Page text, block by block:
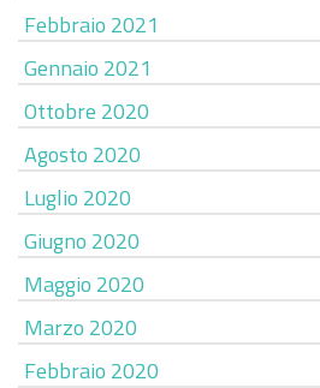
Febbraio 2021
Gennaio 2021
Ottobre 2020
Agosto 2020
Luglio 2020
Giugno 2020
Maggio 2020
Marzo 2020
Febbraio 2020